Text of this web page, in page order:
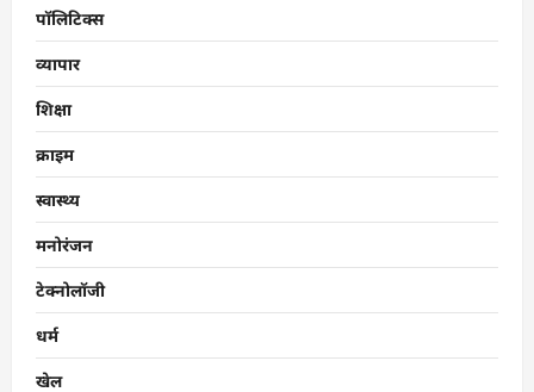
पॉलिटिक्स
व्यापार
शिक्षा
क्राइम
स्वास्थ्य
मनोरंजन
टेक्नोलॉजी
धर्म
खेल